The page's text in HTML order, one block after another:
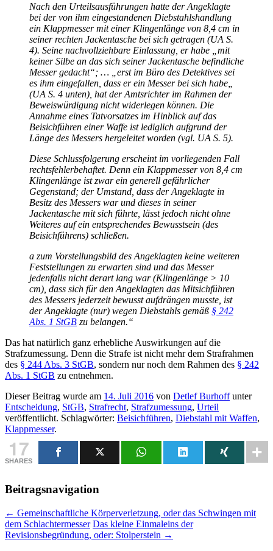
Nach den Urteilsausführungen hatte der Angeklagte
bei der von ihm eingestandenen Diebstahlshandlung
ein Klappmesser mit einer Klingenlänge von 8,4 cm in
seiner rechten Jackentasche bei sich getragen (UA S.
4). Seine nachvollziehbare Einlassung, er habe „mit
keiner Silbe an das sich seiner Jackentasche befindliche
Messer gedacht“; … „erst im Büro des Detektives sei
es ihm eingefallen, dass er ein Messer bei sich habe„
(UA S. 4 unten), hat der Amtsrichter im Rahmen der
Beweiswürdigung nicht widerlegen können. Die
Annahme eines Tatvorsatzes im Hinblick auf das
Beisichführen einer Waffe ist lediglich aufgrund der
Länge des Messers hergeleitet worden (vgl. UA S. 5).
Diese Schlussfolgerung erscheint im vorliegenden Fall
rechtsfehlerbehaftet. Denn ein Klappmesser von 8,4 cm
Klingenlänge ist zwar ein generell gefährlicher
Gegenstand; der Umstand, dass der Angeklagte in
Besitz des Messers war und dieses in seiner
Jackentasche mit sich führte, lässt jedoch nicht ohne
Weiteres auf ein entsprechendes Bewusstsein (des
Beisichführens) schließen.
a zum Vorstellungsbild des Angeklagten keine weiteren
Feststellungen zu erwarten sind und das Messer
jedenfalls nicht derart lang war (Klingenlänge > 10
cm), dass sich für den Angeklagten das Mitsichführen
des Messers jederzeit bewusst aufdrängen musste, ist
der Angeklagte (nur) wegen Diebstahls gemäß § 242
Abs. 1 StGB zu belangen.“
Das hat natürlich ganz erhebliche Auswirkungen auf die
Strafzumessung. Denn die Strafe ist nicht mehr dem Strafrahmen
des § 244 Abs. 3 StGB, sondern nur noch dem Rahmen des § 242
Abs. 1 StGB zu entnehmen.
Dieser Beitrag wurde am 14. Juli 2016 von Detlef Burhoffunter
Entscheidung, StGB, Strafrecht, Strafzumessung, Urteil
veröffentlicht. Schlagwörter: Beisichführen, Diebstahl mit Waffen,
Klappmesser.
17
SHARES
Beitragsnavigation
← Gemeinschaftliche Körperverletzung, oder das Schwingen mit
dem Schlachtermesser Das kleine Einmaleins der
Revisionsbegründung, oder: Stolperstein →